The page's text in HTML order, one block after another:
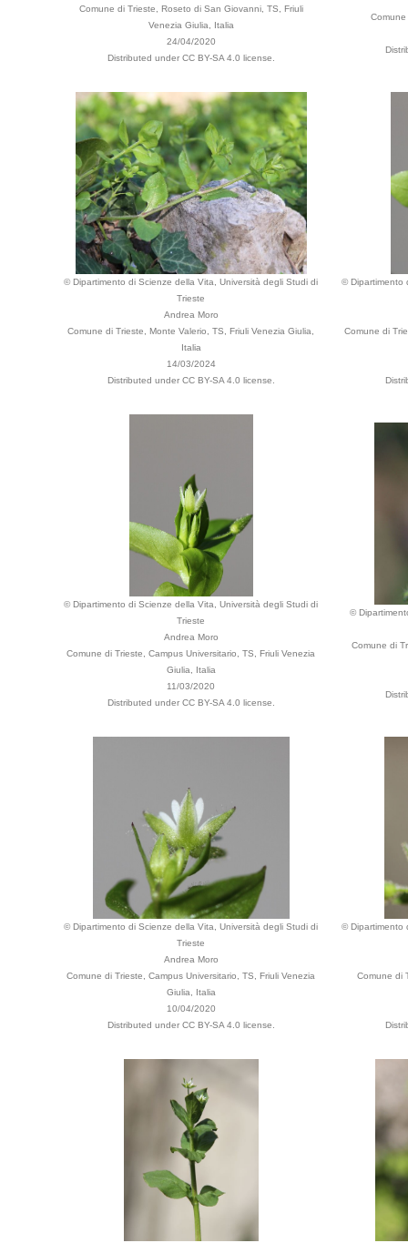
Comune di Trieste, Roseto di San Giovanni, TS, Friuli
Venezia Giulia, Italia
24/04/2020
Distributed under CC BY-SA 4.0 license.
© Dipartimento di Scienze della Vita, Università degli Studi di
Trieste
Andrea Moro
Comune di Trieste, Monte Valerio, TS, Friuli Venezia Giulia,
Italia
14/03/2024
Distributed under CC BY-SA 4.0 license.
© Dipartimento
Comune di
© Dipartimento di Scienze della Vita, Università degli Studi di
Trieste
Andrea Moro
Comune di Trieste, Campus Universitario, TS, Friuli Venezia
Giulia, Italia
11/03/2020
Distributed under CC BY-SA 4.0 license.
©
Comune di
© Dipartimento di Scienze della Vita, Università degli Studi di
Trieste
Andrea Moro
Comune di Trieste, Campus Universitario, TS, Friuli Venezia
Giulia, Italia
10/04/2020
Distributed under CC BY-SA 4.0 license.
© Dipartimento
Comune di